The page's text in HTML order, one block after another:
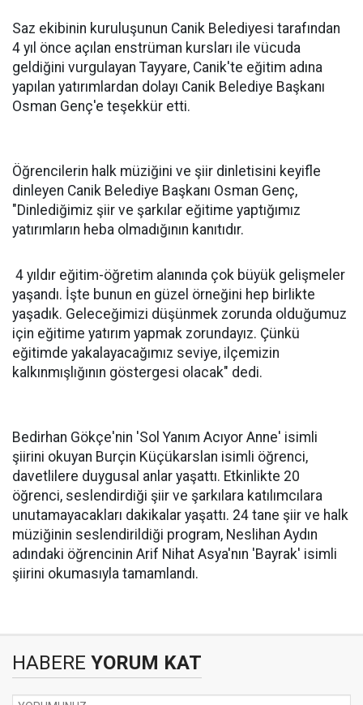
Saz ekibinin kuruluşunun Canik Belediyesi tarafından
4 yıl önce açılan enstrüman kursları ile vücuda
geldiğini vurgulayan Tayyare, Canik'te eğitim adına
yapılan yatırımlardan dolayı Canik Belediye Başkanı
Osman Genç'e teşekkür etti.
Öğrencilerin halk müziğini ve şiir dinletisini keyifle
dinleyen Canik Belediye Başkanı Osman Genç,
"Dinlediğimiz şiir ve şarkılar eğitime yaptığımız
yatırımların heba olmadığının kanıtıdır.
4 yıldır eğitim-öğretim alanında çok büyük gelişmeler
yaşandı. İşte bunun en güzel örneğini hep birlikte
yaşadık. Geleceğimizi düşünmek zorunda olduğumuz
için eğitime yatırım yapmak zorundayız. Çünkü
eğitimde yakalayacağımız seviye, ilçemizin
kalkınmışlığının göstergesi olacak" dedi.
Bedirhan Gökçe'nin 'Sol Yanım Acıyor Anne' isimli
şiirini okuyan Burçin Küçükarslan isimli öğrenci,
davetlilere duygusal anlar yaşattı. Etkinlikte 20
öğrenci, seslendirdiği şiir ve şarkılara katılımcılara
unutamayacakları dakikalar yaşattı. 24 tane şiir ve halk
müziğinin seslendirildiği program, Neslihan Aydın
adındaki öğrencinin Arif Nihat Asya'nın 'Bayrak' isimli
şiirini okumasıyla tamamlandı.
HABERE YORUM KAT